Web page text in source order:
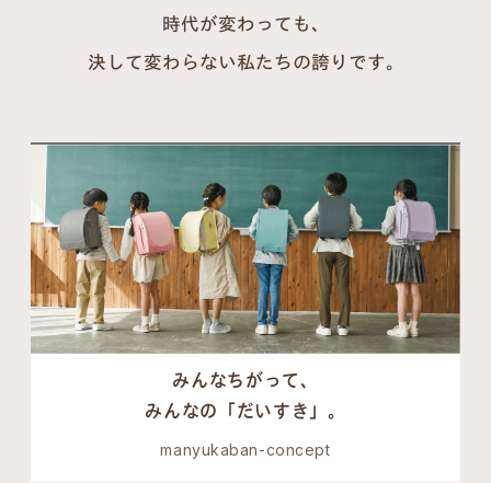
時代が変わっても、
決して変わらない私たちの誇りです。
みんなちがって、
みんなの「だいすき」。
manyukaban-concept